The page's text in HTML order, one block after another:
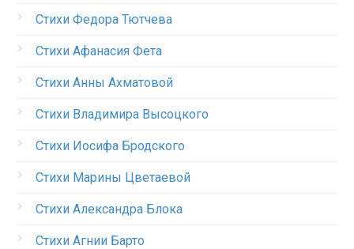
Стихи Федора Тютчева
Стихи Афанасия Фета
Стихи Анны Ахматовой
Стихи Владимира Высоцкого
Стихи Иосифа Бродского
Стихи Марины Цветаевой
Стихи Александра Блока
Стихи Агнии Барто